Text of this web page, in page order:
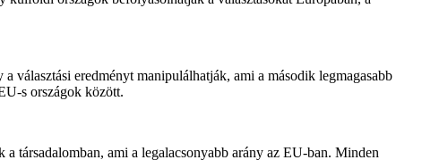
választási eredményt manipulálhatják, ami a második legmagasabb
s országok között.
társadalomban, ami a legalacsonyabb arány az EU-ban. Minden